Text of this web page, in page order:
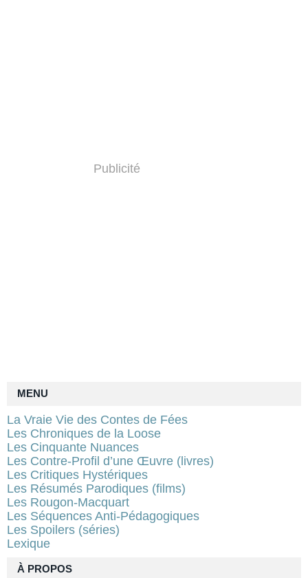
À PROPOS
Publicité
MENU
La Vraie Vie des Contes de Fées
Les Chroniques de la Loose
Les Cinquante Nuances
Les Contre-Profil d’une Œuvre (livres)
Les Critiques Hystériques
Les Résumés Parodiques (films)
Les Rougon-Macquart
Les Séquences Anti-Pédagogiques
Les Spoilers (séries)
Lexique